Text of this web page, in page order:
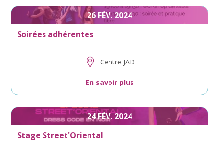
26 FÉV.2024
Soirées adhérentes
Centre JAD
En savoir plus
24FÉV.2024
Stage Street'Oriental